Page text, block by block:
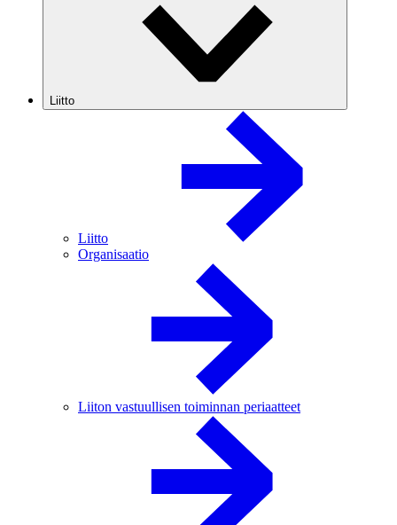
Liitto
Liitto
Organisaatio
Liiton vastuullisen toiminnan periaatteet